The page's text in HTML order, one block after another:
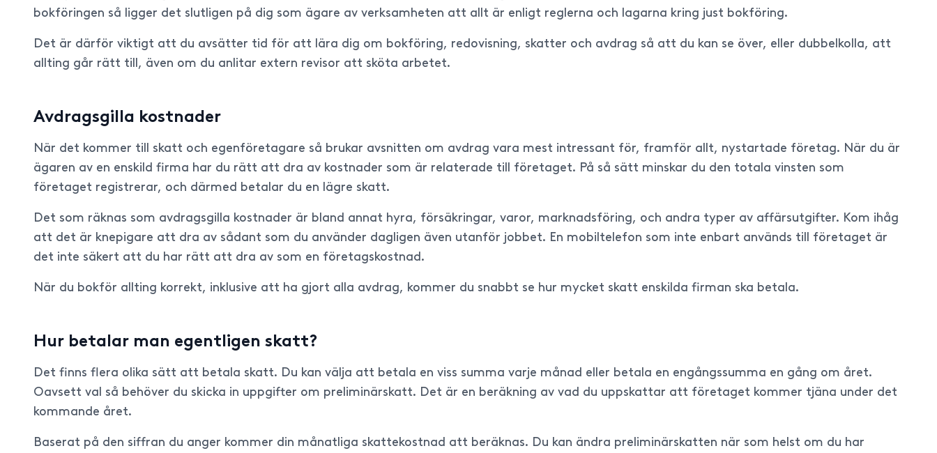
bokföringen så ligger det slutligen på dig som ägare av verksamheten att allt är enligt reglerna och lagarna kring just bokföring.
Det är därför viktigt att du avsätter tid för att lära dig om bokföring, redovisning, skatter och avdrag så att du kan se över, eller dubbelkolla, att
allting går rätt till, även om du anlitar extern revisor att sköta arbetet.
Avdragsgilla kostnader
När det kommer till skatt och egenföretagare så brukar avsnitten om avdrag vara mest intressant för, framför allt, nystartade företag. När du är
ägaren av en enskild firma har du rätt att dra av kostnader som är relaterade till företaget. På så sätt minskar du den totala vinsten som
företaget registrerar, och därmed betalar du en lägre skatt.
Det som räknas som avdragsgilla kostnader är bland annat hyra, försäkringar, varor, marknadsföring, och andra typer av affärsutgifter. Kom ihåg
att det är knepigare att dra av sådant som du använder dagligen även utanför jobbet. En mobiltelefon som inte enbart används till företaget är
det inte säkert att du har rätt att dra av som en företagskostnad.
När du bokför allting korrekt, inklusive att ha gjort alla avdrag, kommer du snabbt se hur mycket skatt enskilda firman ska betala.
Hur betalar man egentligen skatt?
Det finns flera olika sätt att betala skatt. Du kan välja att betala en viss summa varje månad eller betala en engångssumma en gång om året.
Oavsett val så behöver du skicka in uppgifter om preliminärskatt. Det är en beräkning av vad du uppskattar att företaget kommer tjäna under det
kommande året.
Baserat på den siffran du anger kommer din månatliga skattekostnad att beräknas. Du kan ändra preliminärskatten när som helst om du har